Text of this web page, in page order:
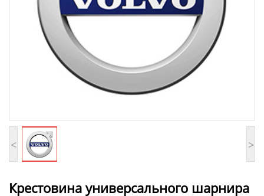
< >
Крестовина универсального шарнира